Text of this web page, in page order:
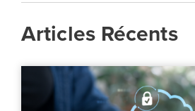
Articles Récents